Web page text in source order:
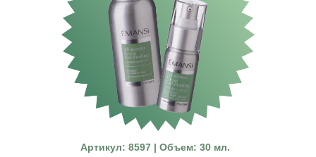
Артикул: 8597 | Объем: 30 мл.